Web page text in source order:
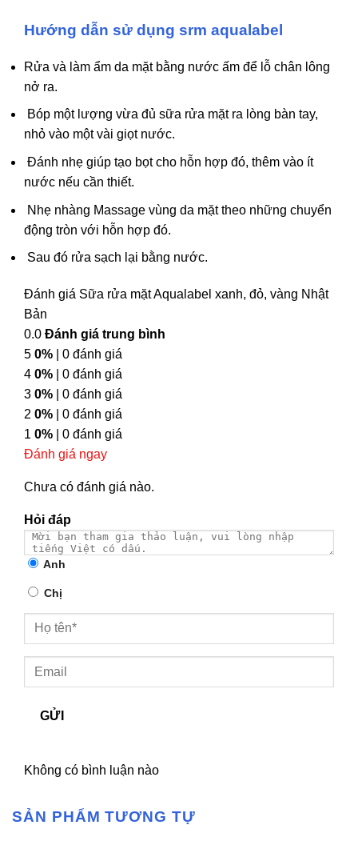
Hướng dẫn sử dụng srm aqualabel
Rửa và làm ẩm da mặt bằng nước ấm để lỗ chân lông
nở ra.
Bóp một lượng vừa đủ sữa rửa mặt ra lòng bàn tay,
nhỏ vào một vài giọt nước.
Đánh nhẹ giúp tạo bọt cho hỗn hợp đó, thêm vào ít
nước nếu cần thiết.
Nhẹ nhàng Massage vùng da mặt theo những chuyển
động tròn với hỗn hợp đó.
Sau đó rửa sạch lại bằng nước.
Đánh giá Sữa rửa mặt Aqualabel xanh, đỏ, vàng Nhật
Bản
0.0 Đánh giá trung bình
5 0% | 0 đánh giá
4 0% | 0 đánh giá
3 0% | 0 đánh giá
2 0% | 0 đánh giá
1 0% | 0 đánh giá
Đánh giá ngay
Chưa có đánh giá nào.
Hỏi đáp
Anh
Chị
GỬI
Không có bình luận nào
SẢN PHẨM TƯƠNG TỰ